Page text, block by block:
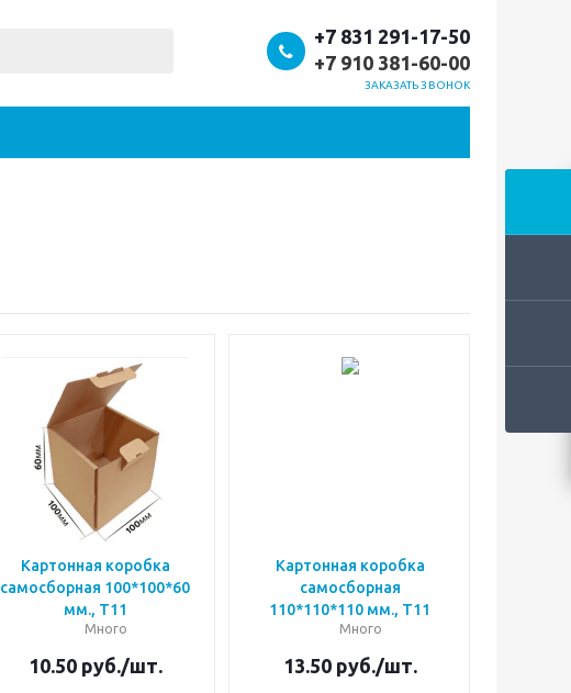
+7 831 291-17-50
+7 910 381-60-00
ЗАКАЗАТЬ ЗВОНОК
Картонная коробка
самосборная 100*100*60
мм., Т11
Много
10.50руб./шт.
Картонная коробка
самосборная
110*110*110 мм., Т11
Много
13.50руб./шт.